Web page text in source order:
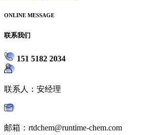
ONLINE MESSAGE
联系我们
151 5182 2034
联系人：安经理
邮箱：rtdchem@runtime-chem.com